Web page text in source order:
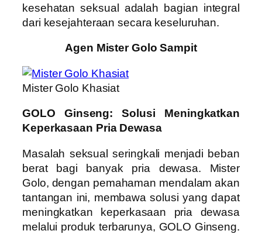
kesehatan seksual adalah bagian integral
dari kesejahteraan secara keseluruhan.
Agen Mister Golo Sampit
Mister Golo Khasiat
GOLO Ginseng: Solusi Meningkatkan
Keperkasaan Pria Dewasa
Masalah seksual seringkali menjadi beban
berat bagi banyak pria dewasa. Mister
Golo, dengan pemahaman mendalam akan
tantangan ini, membawa solusi yang dapat
meningkatkan keperkasaan pria dewasa
melalui produk terbarunya, GOLO Ginseng.